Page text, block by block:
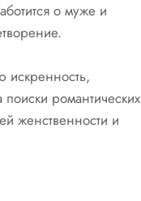
о муже и
искренность,
романтических
женственности и